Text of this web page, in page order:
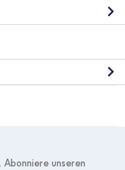
unseren